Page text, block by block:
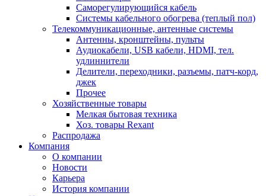
Саморегулирующийся кабель
Системы кабельного обогрева (теплый пол)
Телекоммуникационные, антенные системы
Антенны, кронштейны, пульты
Аудиокабели, USB кабели, HDMI, тел.
удлиннители
Делители, переходники, разъемы, патч-корд,
джек
Прочее
Хозяйственные товары
Мелкая бытовая техника
Хоз. товары Rexant
Распродажа
Компания
О компании
Новости
Карьера
История компании